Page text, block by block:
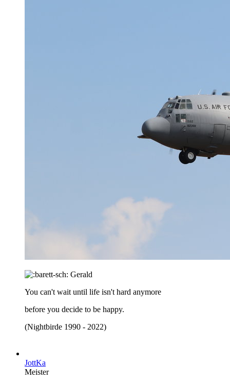
Gerald
You can't wait until life isn't hard anymore
before you decide to be happy.
(Nightbirde 1990 - 2022)
JottKa
Meister